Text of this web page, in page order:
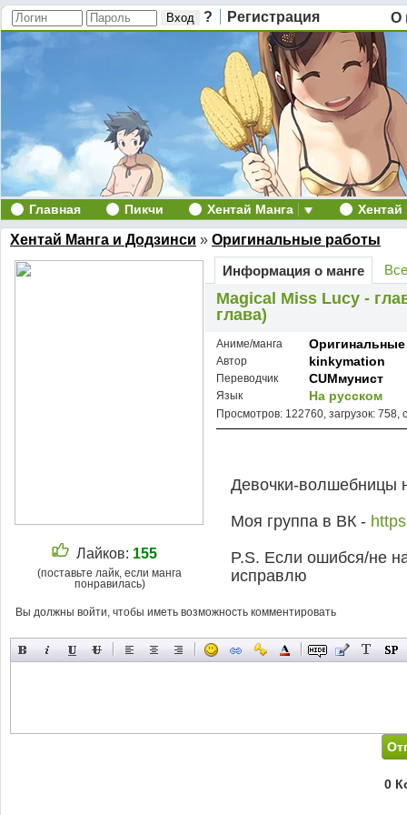
? Регистрация О
Главная Пикчи Хентай Манга
Хентай Манга и Додзинси » Оригинальные работы
Лайков: 155
(поставьте лайк, если манга
понравилась)
Информация о манге
Magical Miss Lucy -
глава)
Аниме/манга
Автор kinkymation
Переводчик CUMмунист
Язык На русском
Просмотров: 122760, загрузок: 758,
Девочки-волшебницы
Моя группа в ВК -
P.S. Если ошибся/не
исправлю
Вы должны войти, чтобы иметь возможность комментировать
0